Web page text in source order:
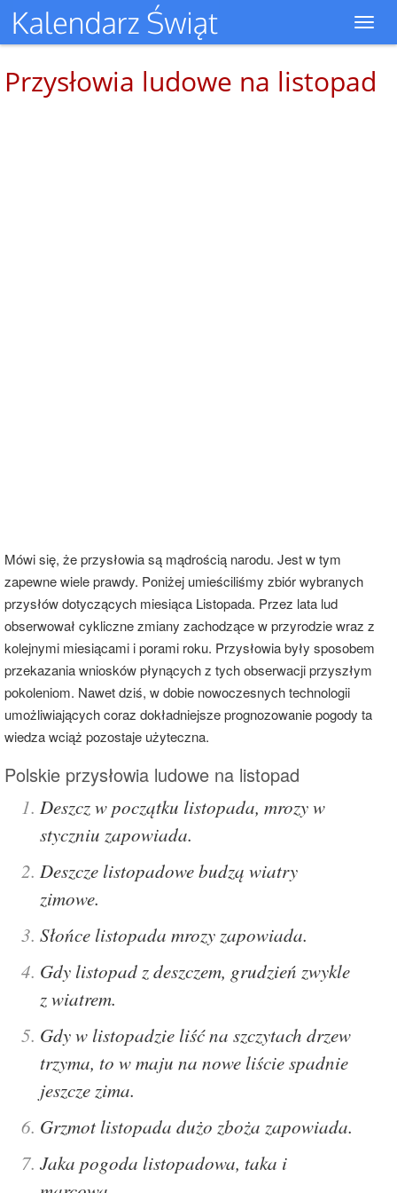
Przysłowia ludowe na listopad
Mówi się, że przysłowia są mądrością narodu. Jest w tym
zapewne wiele prawdy. Poniżej umieściliśmy zbiór wybranych
przysłów dotyczących miesiąca Listopada. Przez lata lud
obserwował cykliczne zmiany zachodzące w przyrodzie wraz z
kolejnymi miesiącami i porami roku. Przysłowia były sposobem
przekazania wniosków płynących z tych obserwacji przyszłym
pokoleniom. Nawet dziś, w dobie nowoczesnych technologii
umożliwiających coraz dokładniejsze prognozowanie pogody ta
wiedza wciąż pozostaje użyteczna.
Polskie przysłowia ludowe na listopad
Deszcz w początku listopada, mrozy w
styczniu zapowiada.
Deszcze listopadowe budzą wiatry
zimowe.
Słońce listopada mrozy zapowiada.
Gdy listopad z deszczem, grudzień zwykle
z wiatrem.
Gdy w listopadzie liść na szczytach drzew
trzyma, to w maju na nowe liście spadnie
jeszcze zima.
Grzmot listopada dużo zboża zapowiada.
Jaka pogoda listopadowa, taka i